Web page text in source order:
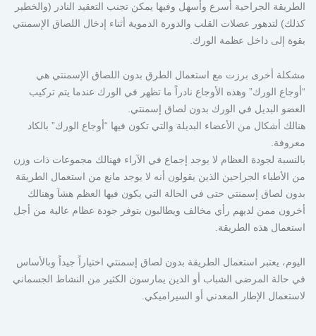
الطريقة الجراحية أسرع وأسهل وفيها يمكن تجنب التعقيد النادر (والخطير
كذلك) لتدهور عضلات القلب والدورة الدموية أثناء إدخال اللصاق الإسمنتي
بقوة إلى داخل عظمة الورك.
مشكلة أخرى برزت مع استعمال الطرق بدون اللصاق الإسمنتي هي
“أوجاع الورك” وهذه الأوجاع نادراً ما تظهر في الورك عندما يتم تركيب
العضو البديل في الورك بدون لصاق إسمنتي.
هنالك أشكال من الأعضاء البديلة والتي تكون فيها “أوجاع الورك” بالكاد
معروفة.
بالنسبة لجودة العظام لا يوجد إجماع في الآراء فهنالك مجموعات ذات وزن
من الأطباء الجراحين الذين يقولون أنه لا يوجد مانع من استعمال الطريقة
بدون لصاق إسمنتي حتى في الحالة التي يكون فيها العظم هشاَ وهنالك
أخرون ممن لديهم رأي مخالف ويطالبون بتوفر جودة عظام عالية من أجل
استعمال هذه الطريقة.
اليوم، يعتبر استعمال الطريقة بدون لصاق إسمنتي اختياراً جيداً وبالأساس
في حالة المرضى الشباب أو الذين يمارسون الكثير من النشاط الجسماني
لاستعمال الإطار المعدني أو السيراميكي.